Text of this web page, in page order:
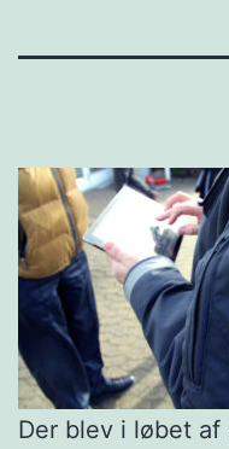
Der blev i løbet